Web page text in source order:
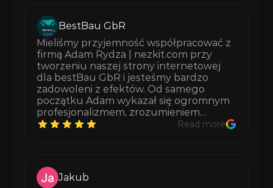
BestBau GbR
Mieliśmy przyjemność współpracować z
firmą Adam Rydza | nezkit.com przy
tworzeniu naszej strony internetowej
dla bestBau GbR i jesteśmy bardzo
zadowoleni z efektów. Od samego
początku Adam wykazał się ogromnym
profesjonalizmem, zrozumieniem…
Read more
Jakub